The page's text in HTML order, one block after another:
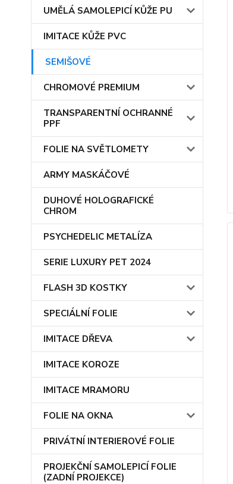
UMĚLÁ SAMOLEPICÍ KŮŽE PU
IMITACE KŮŽE PVC
SEMIŠOVÉ
CHROMOVÉ PREMIUM
TRANSPARENTNÍ OCHRANNÉ
PPF
FOLIE NA SVĚTLOMETY
ARMY MASKÁČOVÉ
DUHOVÉ HOLOGRAFICKÉ
CHROM
PSYCHEDELIC METALÍZA
SERIE LUXURY PET 2024
FLASH 3D KOSTKY
SPECIÁLNÍ FOLIE
IMITACE DŘEVA
IMITACE KOROZE
IMITACE MRAMORU
FOLIE NA OKNA
PRIVÁTNÍ INTERIEROVÉ FOLIE
PROJEKČNÍ SAMOLEPICÍ FOLIE
(ZADNÍ PROJEKCE)